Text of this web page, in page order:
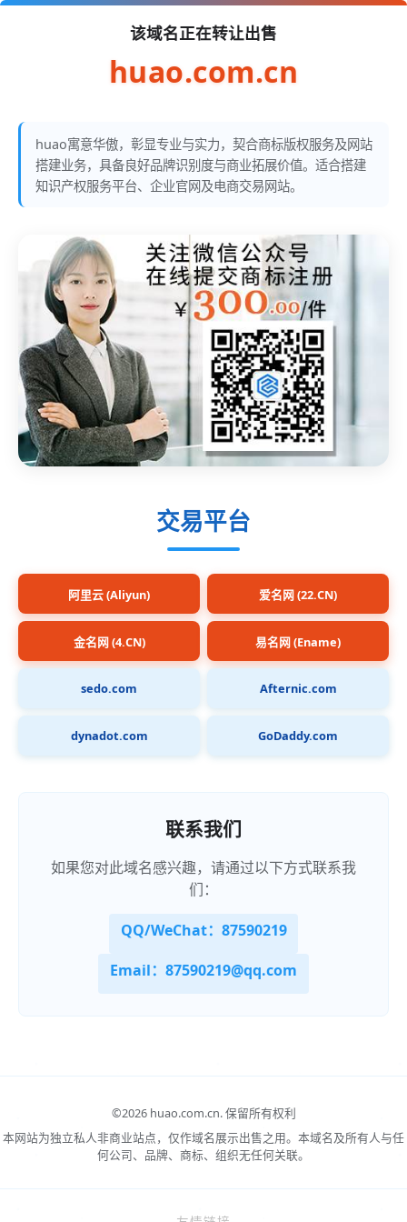
该域名正在转让出售
huao.com.cn
huao寓意华傲，彰显专业与实力，契合商标版权服务及网站
搭建业务，具备良好品牌识别度与商业拓展价值。适合搭建
知识产权服务平台、企业官网及电商交易网站。
交易平台
阿里云 (Aliyun) 爱名网 (22.CN)
金名网 (4.CN) 易名网 (Ename)
sedo.com Afternic.com
dynadot.com GoDaddy.com
联系我们
如果您对此域名感兴趣，请通过以下方式联系我
们：
QQ/WeChat：87590219
Email：87590219@qq.com
©2026 huao.com.cn.保留所有权利
本网站为独立私人非商业站点，仅作域名展示出售之用。本域名及所有人与任
何公司、品牌、商标、组织无任何关联。